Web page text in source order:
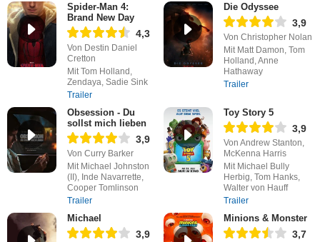
Spider-Man 4:
Brand New Day
4,3
Von Destin Daniel
Cretton
Mit Tom Holland,
Zendaya, Sadie Sink
Trailer
Die Odyssee
3,9
Von Christopher Nolan
Mit Matt Damon, Tom
Holland, Anne
Hathaway
Trailer
Obsession - Du
sollst mich lieben
3,9
Von Curry Barker
Mit Michael Johnston
(II), Inde Navarrette,
Cooper Tomlinson
Trailer
Toy Story 5
3,9
Von Andrew Stanton,
McKenna Harris
Mit Michael Bully
Herbig, Tom Hanks,
Walter von Hauff
Trailer
Michael
3,9
Minions & Monster
3,7